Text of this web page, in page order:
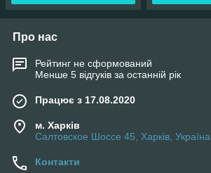
Про нас
Рейтинг не сформований
Менше 5 відгуків за останній рік
Працює з 17.08.2020
м. Харків
Салтовское Шоссе 45, Харків, Україна
Контакти